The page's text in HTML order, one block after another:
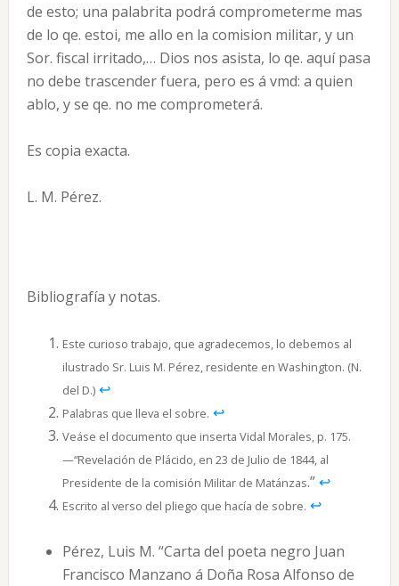
de esto; una palabrita podrá comprometerme mas
de lo qe. estoi, me allo en la comision militar, y un
Sor. fiscal irritado,… Dios nos asista, lo qe. aquí pasa
no debe trascender fuera, pero es á vmd: a quien
ablo, y se qe. no me comprometerá.
Es copia exacta.
L. M. Pérez.
Bibliografía y notas.
Este curioso trabajo, que agradecemos, lo debemos al
ilustrado Sr. Luis M. Pérez, residente en Washington. (N.
del D.) ↩︎
Palabras que lleva el sobre. ↩︎
Veáse el documento que inserta Vidal Morales, p. 175.
—“Revelación de Plácido, en 23 de Julio de 1844, al
Presidente de la comisión Militar de Matánzas.”↩︎
Escrito al verso del pliego que hacía de sobre. ↩︎
Pérez, Luis M. “Carta del poeta negro Juan
Francisco Manzano á Doña Rosa Alfonso de